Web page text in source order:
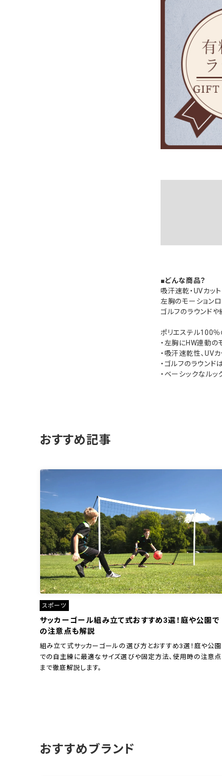
■どんな商品？
吸汗速乾・UVカッ
左胸のモーション
ゴルフのラウンドや
ポリエステル100％
・左胸にHW連動の
・吸汗速乾性、UV
・ゴルフのラウン
・ベーシックなルッ
おすすめ記事
スポーツ
サッカーゴール組み立て式おすすめ3選！庭や公園で
の注意点も解説
組み立て式サッカーゴールの選び方とおすすめ3選！庭や公園
での自主練に最適なサイズ選びや固定方法、使用時の注意点
まで徹底解説します。
おすすめブランド